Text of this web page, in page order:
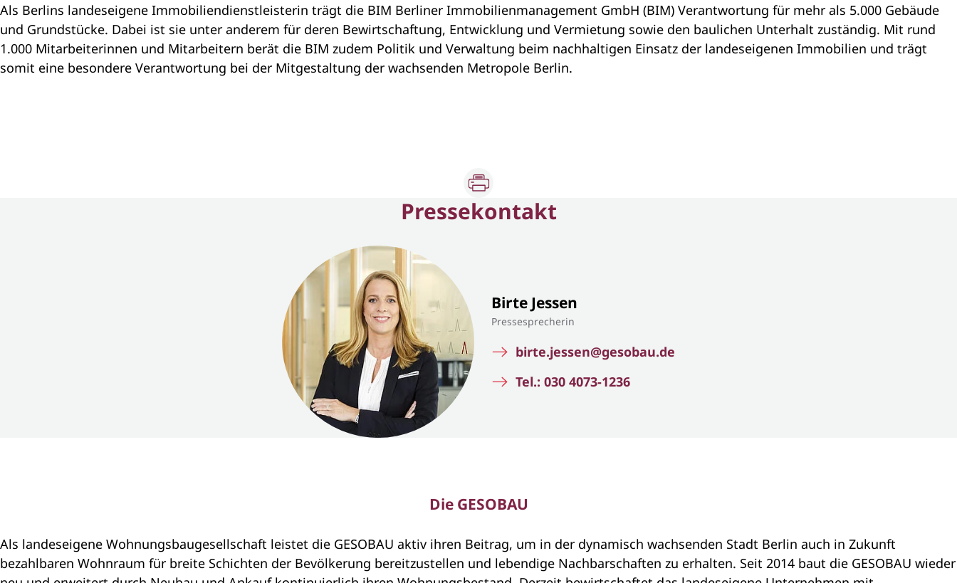
Als Berlins landeseigene Immobiliendienstleisterin trägt die BIM Berliner Immobilienmanagement GmbH (BIM) Verantwortung für mehr als 5.000 Gebäude
und Grundstücke. Dabei ist sie unter anderem für deren Bewirtschaftung, Entwicklung und Vermietung sowie den baulichen Unterhalt zuständig. Mit rund
1.000 Mitarbeiterinnen und Mitarbeitern berät die BIM zudem Politik und Verwaltung beim nachhaltigen Einsatz der landeseigenen Immobilien und trägt
somit eine besondere Verantwortung bei der Mitgestaltung der wachsenden Metropole Berlin.
Pressekontakt
Birte Jessen
Pressesprecherin
birte.jessen@gesobau.de
Tel.: 030 4073-1236
Die GESOBAU
Als landeseigene Wohnungsbaugesellschaft leistet die GESOBAU aktiv ihren Beitrag, um in der dynamisch wachsenden Stadt Berlin auch in Zukunft
bezahlbaren Wohnraum für breite Schichten der Bevölkerung bereitzustellen und lebendige Nachbarschaften zu erhalten. Seit 2014 baut die GESOBAU wieder